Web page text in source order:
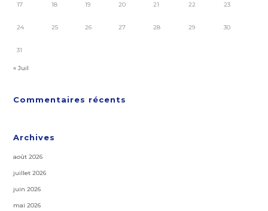
17 18 19 20 21 22 23
24 25 26 27 28 29 30
31
« Juil
Commentaires récents
Archives
août 2026
juillet 2026
juin 2026
mai 2026